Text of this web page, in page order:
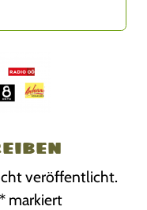
veröffentlicht.
* markiert